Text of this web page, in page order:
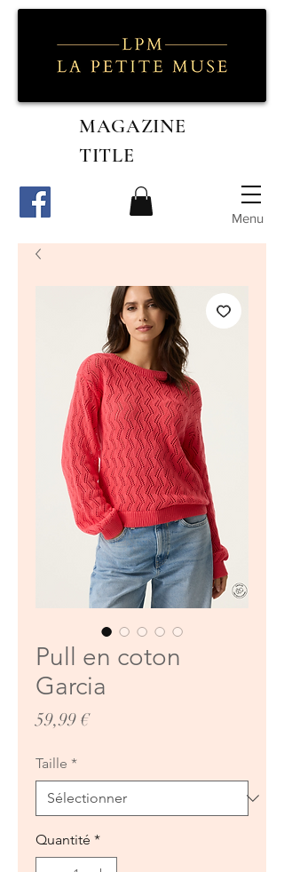
Menu
MAGAZINE
TITLE
Pull en coton
Garcia
59,99 €Prix
Taille *
Quantité *